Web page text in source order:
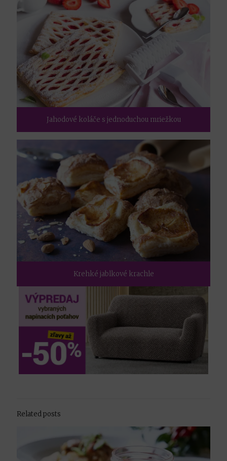
Jahodové koláče s jednoduchou mriežkou
Krehké jablkové krachle
Related posts